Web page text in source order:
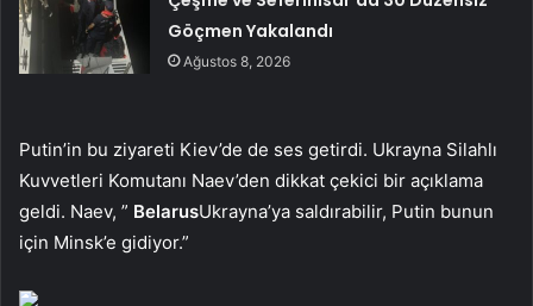
Göçmen Yakalandı
Ağustos 8, 2026
Putin’in bu ziyareti Kiev’de de ses getirdi. Ukrayna Silahlı
Kuvvetleri Komutanı Naev’den dikkat çekici bir açıklama
geldi. Naev, ” BelarusUkrayna’ya saldırabilir, Putin bunun
için Minsk’e gidiyor.”